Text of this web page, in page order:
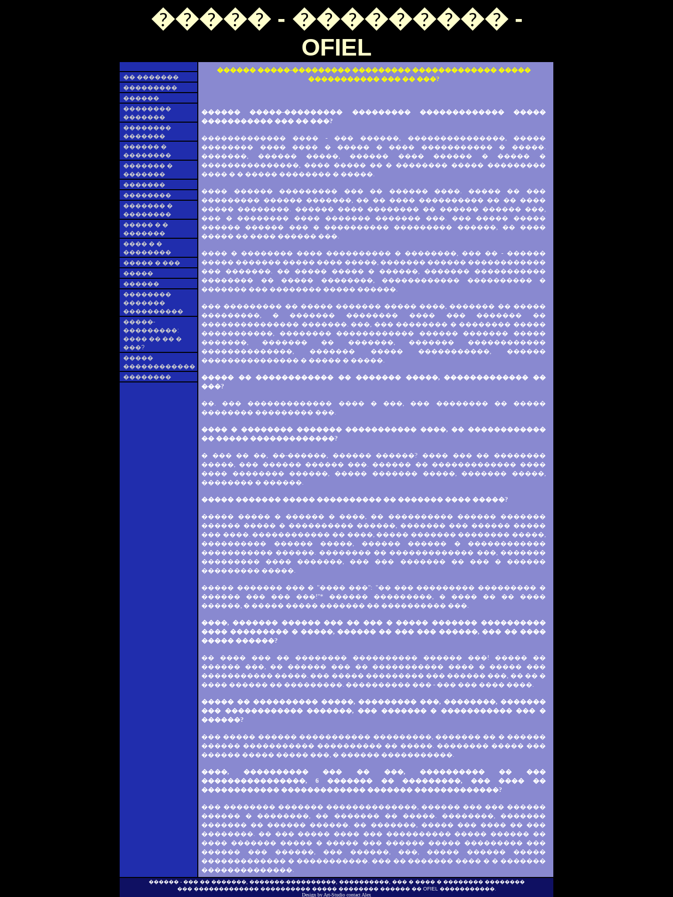
����� - ��������� -
OFIEL
�� �������
���������
������
��������
�������
��������
�������
������ �
��������
������� �
�������
�������
��������
������� �
��������
����� � �
�������
���� � �
��������
����� � ���
�����
������
��������
�������
����������
�����-
���������:
���� �� �� �
���?
�����
������������
��������
������ �����-��������� ��������� ������������� �����
����������� ��� �� ���?
������ �����-��������� ��������� ������������� �����
����������� ��� �� ���?
������������� ���� - ��� ������, ���������������, �����
�������� ���� ���� � ����� � ���� ����������� � �����.
�������, ������ �����, ������ ���� ������ � ����� �
���������������, ���� ����� �� � �������� ����� ���������
���� � � ����� �������� � �����.
���� ������ ��������� ��� �� ������ ����. ����� �� ���
��������� ������ �������, �� �� ���� ���������� �� �� ����
����� ��������. ������ ���� �������� �� ������ ������ ���,
��� � �������� ���� ������� ������� ���. ��� ����� �����
������ ������ ��� � ���������� ��������� ������, �� ����
����� �� ���� ������ ���.
���� � �������� ���� ���������� � ��������, ��� �� - ������
����� ������� ����� ���� �����, ������� ������ ������������
��� �������. �� ����� ����� � ������, ������� �����������
�������� �� ����� ��������, ������������ ���������� �
������� ��� �������� ����� ������.
��� ��������� �� ����� ������� ����� ����, ������� �� �����
���������, � ������� �������� ���� ��� ������� ��
��������������� �������. ���, ��� �������� � �������� �����
�����������, �������� ������������ ������ ������� �����
�������, ������� �� �������, ������� ������������
��������������, ������� ����� �����������, ������
��������������� � ����� � �����.
����� �� ������������ �� ������� �����, ������������� ��
���?
��. ��� ������������� ���� � ���, ��� �������� �� �����
�������� ��������� ���.
���� � �������� ������� ����������� ����, �� ������������
�� ����� �������������?
� ��� �� ��, ��-������, ������ ������? ���� ��� �� ��������
�����, ��� ������ ������ ���. ������ �� ������������� ����
���� �������� ������, ����� ������� �����, ������� �����,
�������� � ������.
����� ������� ����� ���������� �� ������� ���� �����?
����� ����� � ������ � ����, �� ���������� ������ �������
������ ����� � ���������� ������, ������� ��� ������ �����
��� ����. ������������ �� ����, ����� ������� �������� �����,
���������� ������ �����, ������ ������ � ������������
����������� ������. �������� �� ������������� ���, �������
��������� ���� �������, ��� ��� ������� �� ��� � ������
��������� �����.
����� ������� ��� � "���� ���": "�� ��� ��������� ��������� �
������ ��� ��� ���!"* ������ ���������, � ���� �� �� ����
������, � ����� ����� ������� �� ���������� ���.
����, ������� ������ ��� �� ��� � ����� ������� ����������
���� ��������� � �����, ������ �� ��� ��� ������, ��� �� ����
����� ������?
�� ���� ��� �� �������� ���������� ������ ���! ����� ��
������ ���, �� ������ ��� �� ����������� ���� � ����� ���
����������� �����. ��� ����� ��������� ��� ������ ���, �� �� �
���� ������ �� ���������. ���������� ��� - ��� ��� ���� ����.
����� �� ���������� �����, ��������� ���, ��������, �������
��� ������������ �������, ��� ������� � ����������� ��� �
������?
��� ����� ������ ����������� ���������, ������� �� � ������
������ ����������� ���������� �� �����. �������� ����� ���
������ ����� ����� ���, � ������ �����������.
����, ���������� ��� �� ���, ���������� �� ���
����������������, 6 ������� �� ���������, ��� ���� ��
������������ ������������� ������� �������������?
��� �������� ������� ��������������, ������ ��� ��� ������
������ � ��������, �� ������� �� �����. ��������, �������
������� �� ������ ������. �� �������, ����� ��� ���� �� ���
��������. �� ��� ����� ���� ��� ���������� ����� ������ ��
���� ������� ����� � ����� ��� ������ ����� ��������� ���
������ ��� ������, ��� ������, ���, ����� ������ �����
������������� � �����������. ��� �� ������� ���� � � �������
��������������.
������ - ��� �� �������, �������-����������, ����������, ��� � ���� � �������� ��������
��� ������������� ���������� ����� �������� ������ �� OFIEL
�����������.
Design by Art-Studio contact Alex